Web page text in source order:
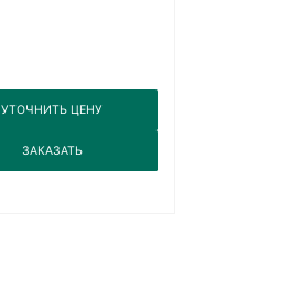
УТОЧНИТЬ ЦЕНУ
ЗАКАЗАТЬ